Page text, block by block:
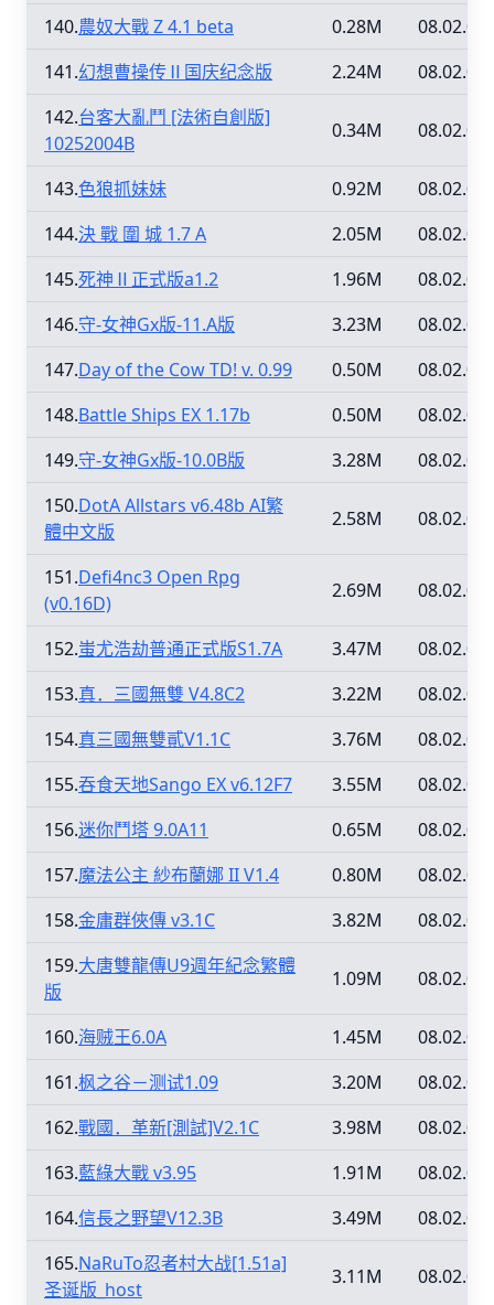
140.農奴大戰 Z 4.1 beta 0.28M
08.02.09
141.幻想曹操传Ⅱ国庆纪念版 2.24M
08.02.09
142.台客大亂鬥 [法術自創版]
10252004B
0.34M 08.02.09
143.色狼抓妹妹 0.92M
08.02.09
144.決 戰 圍 城 1.7 A 2.05M
08.02.09
145.死神Ⅱ正式版a1.2 1.96M
08.02.09
146.守-女神Gx版-11.A版 3.23M
08.02.09
147.Day of the Cow TD! v. 0.99 0.50M
08.02.09
148.Battle Ships EX 1.17b 0.50M
08.02.09
149.守-女神Gx版-10.0B版 3.28M
08.02.09
150.DotA Allstars v6.48b AI繁
體中文版
2.58M 08.02.08
151.Defi4nc3 Open Rpg
(v0.16D)
2.69M 08.02.08
152.蚩尤浩劫普通正式版S1.7A 3.47M
08.02.08
153.真．三國無雙 V4.8C2 3.22M
08.02.08
154.真三國無雙貳V1.1C 3.76M
08.02.08
155.吞食天地Sango EX v6.12F7 3.55M
08.02.08
156.迷你鬥塔 9.0A11 0.65M
08.02.08
157.魔法公主 紗布蘭娜 II V1.4 0.80M
08.02.08
158.金庸群俠傳 v3.1C 3.82M
08.02.08
159.大唐雙龍傳U9週年紀念繁體
版
1.09M 08.02.08
160.海贼王6.0A 1.45M
08.02.08
161.枫之谷－测试1.09 3.20M
08.02.08
162.戰國．革新[測試]V2.1C 3.98M
08.02.08
163.藍綠大戰 v3.95 1.91M
08.02.08
164.信長之野望V12.3B 3.49M
08.02.08
165.NaRuTo忍者村大战[1.51a]
圣诞版_host
3.11M 08.02.08